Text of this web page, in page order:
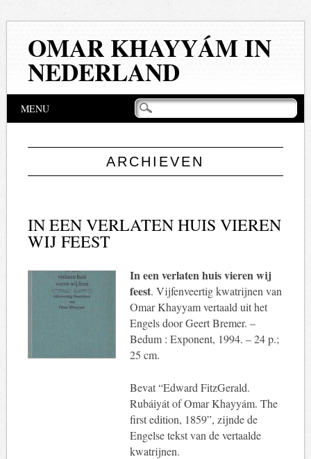
OMAR KHAYYÁM IN
NEDERLAND
Hoofdmenu
springen
MENU
ARCHIEVEN
IN EEN VERLATEN HUIS VIEREN
WIJ FEEST
In een verlaten huis vieren wij
feest. Vijfenveertig kwatrijnen van
Omar Khayyam vertaald uit het
Engels door Geert Bremer. –
Bedum : Exponent, 1994. – 24 p.;
25 cm.
Bevat “Edward FitzGerald.
Rubáiyát of Omar Khayyám. The
first edition, 1859”, zijnde de
Engelse tekst van de vertaalde
kwatrijnen.